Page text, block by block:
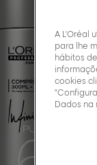
A L'Oréal
para lhe
hábitos
cookies
Dados na